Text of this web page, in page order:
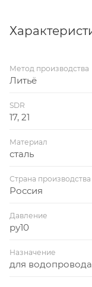
Метод производства
Литьё
SDR
17, 21
Материал
сталь
Страна производства
Россия
Давление
ру10
Назначение
для водопровода